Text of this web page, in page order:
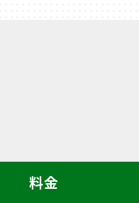
料金